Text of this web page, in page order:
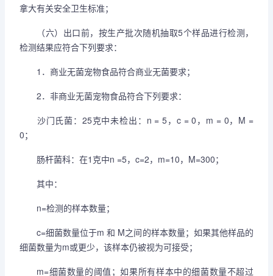
拿大有关安全卫生标准；
（六）出口前，按生产批次随机抽取5个样品进行检测，
检测结果应符合下列要求：
1．商业无菌宠物食品符合商业无菌要求；
2．非商业无菌宠物食品符合下列要求：
沙门氏菌：25克中未检出：n = 5，c = 0，m = 0，M =
0；
肠杆菌科：在1克中n =5，c=2，m=10，M=300；
其中：
n=检测的样本数量；
c=细菌数量位于m 和 M之间的样本数量；如果其他样品的
细菌数量为m或更少，该样本仍被视为可接受；
m=细菌数量的阈值；如果所有样本中的细菌数量不超过